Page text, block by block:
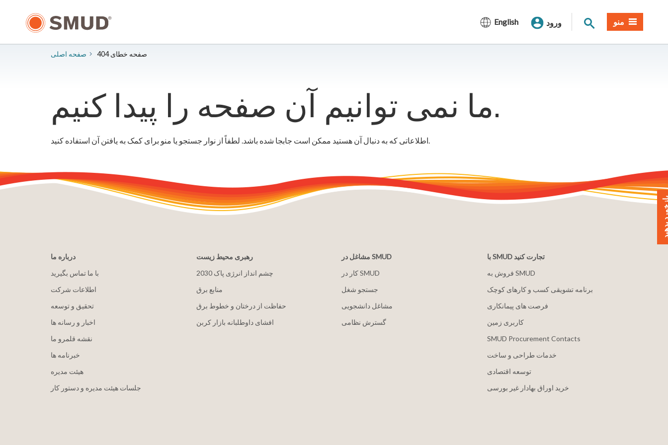
English ورود جستجوی سایت
منو
صفحه اصلی صفحه خطای 404
ما نمی توانیم آن صفحه را پیدا کنیم.
اطلاعاتی که به دنبال آن هستید ممکن است جابجا شده باشد. لطفاً از نوار جستجو یا منو برای کمک به یافتن آن استفاده کنید.
درباره ما
با ما تماس بگیرید
اطلاعات شرکت
تحقیق و توسعه
اخبار و رسانه ها
نقشه قلمرو ما
خبرنامه ها
هيئت مدیره
جلسات هیئت مدیره و دستور کار
رهبری محیط زیست
2030 چشم انداز انرژی پاک
منابع برق
حفاظت از درختان و خطوط برق
افشای داوطلبانه بازار کربن
مشاغل در SMUD
کار در SMUD
جستجو شغل
مشاغل دانشجویی
گسترش نظامی
با SMUD تجارت کنید
فروش به SMUD
برنامه تشویقی کسب و کارهای کوچک
فرصت های پیمانکاری
کاربری زمین
SMUD Procurement Contacts
خدمات طراحی و ساخت
توسعه اقتصادی
خرید اوراق بهادار غیر بورسی